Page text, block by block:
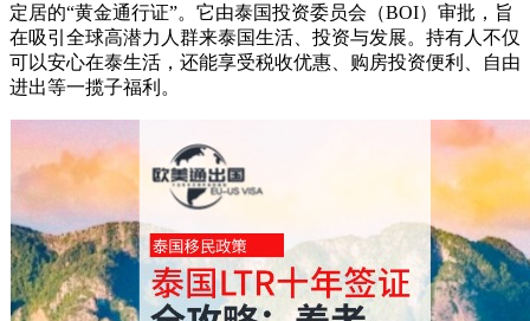
定居的“黄金通行证”。它由泰国投资委员会（BOI）审批，旨
在吸引全球高潜力人群来泰国生活、投资与发展。持有人不仅
可以安心在泰生活，还能享受税收优惠、购房投资便利、自由
进出等一揽子福利。